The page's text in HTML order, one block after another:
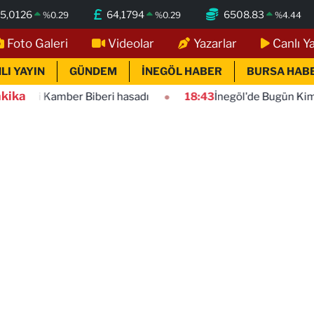
%0.29 64,1794 %0.29 6508.83 %4.44
Foto Galeri Videolar Yazarlar Canlı
YAYIN GÜNDEM İNEGÖL HABER BURSA
Biberi hasadı 18:43İnegöl'de Bugün Kimler Vefat